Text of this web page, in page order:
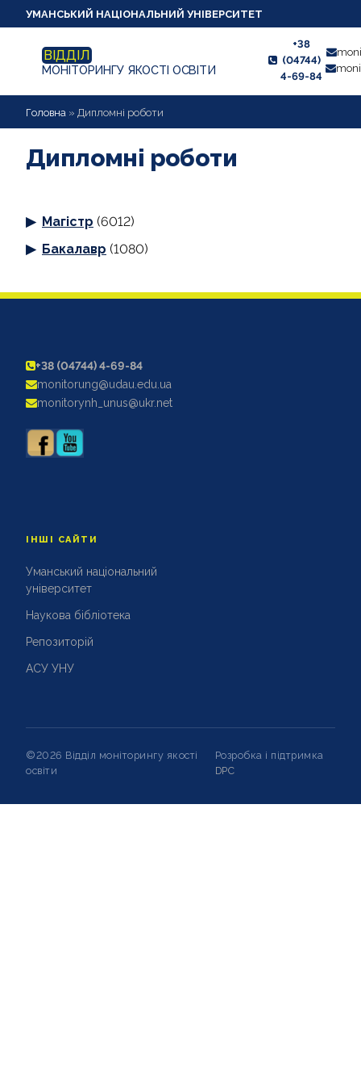
УМАНСЬКИЙ НАЦІОНАЛЬНИЙ УНІВЕРСИТЕТ
ВІДДІЛ
МОНІТОРИНГУ ЯКОСТІ ОСВІТИ
+38
(04744)
4-69-84
НОВИНИ
ПРО ВІДДІЛ
ВИКЛАДАЧУ
АНКЕТУВАННЯ
ДИПЛОМНІ РОБОТИ
АКРЕДИТАЦІЙНІ ЕКСПЕРТИЗИ
АКАДЕМІЧНА ДОБРОЧЕСНІСТЬ
Головна » Дипломні роботи
Дипломні роботи
Магістр (6012)
Бакалавр (1080)
+38 (04744) 4-69-84
monitorung@udau.edu.ua
monitorynh_unus@ukr.net
ІНШІ САЙТИ
Уманський національний
університет
Наукова бібліотека
Репозиторій
АСУ УНУ
©2026 Відділ моніторингу якості
освіти
Розробка і підтримка
DPC